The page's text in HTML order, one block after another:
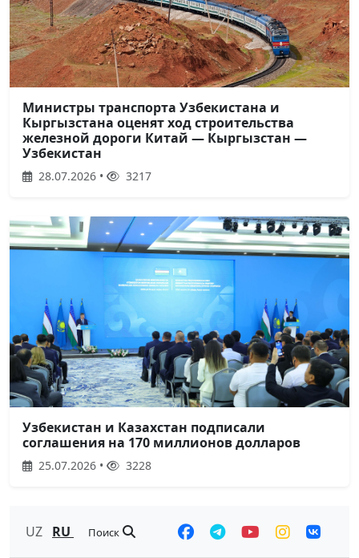
Министры транспорта Узбекистана и
Кыргызстана оценят ход строительства
железной дороги Китай — Кыргызстан —
Узбекистан
28.07.2026 • 3217
Узбекистан и Казахстан подписали
соглашения на 170 миллионов долларов
25.07.2026 • 3228
UZ RU Поиск